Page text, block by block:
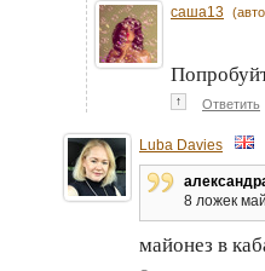
саша13
↑ Ответить
Luba Davies
8 ложек
майонез в